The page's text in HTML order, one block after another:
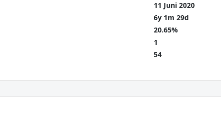
11 Juni 2020
6y 1m 29d
20.65%
1
54